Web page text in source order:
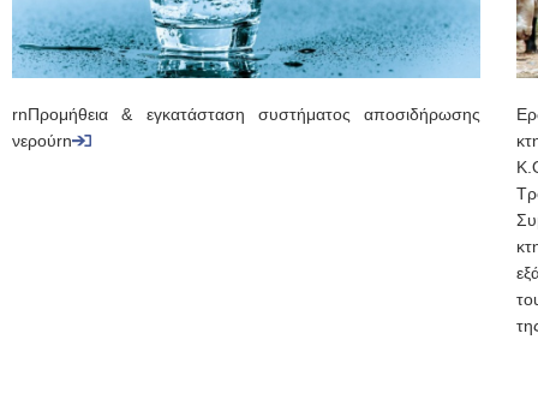
rnΠρομήθεια & εγκατάσταση συστήματος αποσιδήρωσης
νερούrn